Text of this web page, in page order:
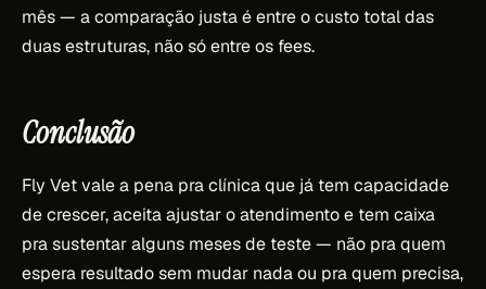
mês — a comparação justa é entre o custo total das
duas estruturas, não só entre os fees.
Conclusão
Fly Vet vale a pena pra clínica que já tem capacidade
de crescer, aceita ajustar o atendimento e tem caixa
pra sustentar alguns meses de teste — não pra quem
espera resultado sem mudar nada ou pra quem precisa,